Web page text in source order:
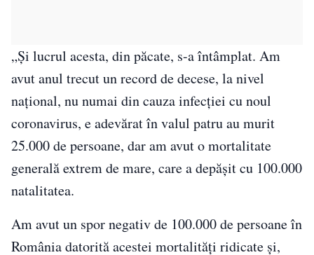
„Şi lucrul acesta, din păcate, s-a întâmplat. Am
avut anul trecut un record de decese, la nivel
naţional, nu numai din cauza infecţiei cu noul
coronavirus, e adevărat în valul patru au murit
25.000 de persoane, dar am avut o mortalitate
generală extrem de mare, care a depăşit cu 100.000
natalitatea.
Am avut un spor negativ de 100.000 de persoane în
România datorită acestei mortalităţi ridicate şi,